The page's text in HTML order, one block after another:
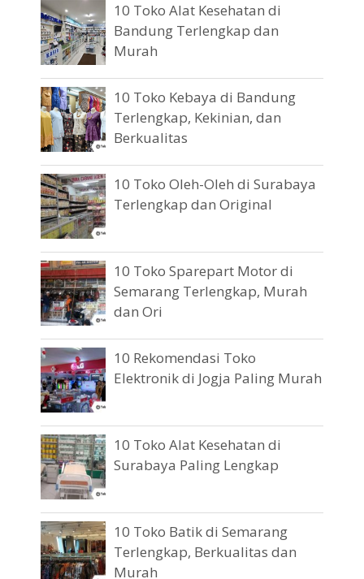
10 Toko Alat Kesehatan di
Bandung Terlengkap dan
Murah
10 Toko Kebaya di Bandung
Terlengkap, Kekinian, dan
Berkualitas
10 Toko Oleh-Oleh di Surabaya
Terlengkap dan Original
10 Toko Sparepart Motor di
Semarang Terlengkap, Murah
dan Ori
10 Rekomendasi Toko
Elektronik di Jogja Paling Murah
10 Toko Alat Kesehatan di
Surabaya Paling Lengkap
10 Toko Batik di Semarang
Terlengkap, Berkualitas dan
Murah